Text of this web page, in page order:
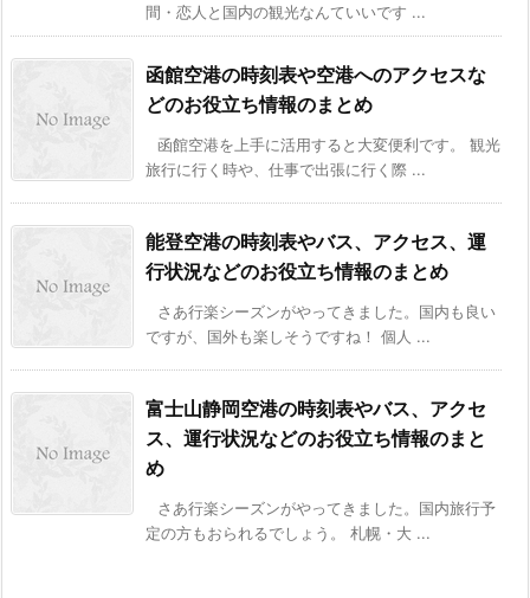
間・恋人と国内の観光なんていいです ...
函館空港の時刻表や空港へのアクセスな
どのお役立ち情報のまとめ
函館空港を上手に活用すると大変便利です。 観光
旅行に行く時や、仕事で出張に行く際 ...
能登空港の時刻表やバス、アクセス、運
行状況などのお役立ち情報のまとめ
さあ行楽シーズンがやってきました。国内も良い
ですが、国外も楽しそうですね！ 個人 ...
富士山静岡空港の時刻表やバス、アクセ
ス、運行状況などのお役立ち情報のまと
め
さあ行楽シーズンがやってきました。国内旅行予
定の方もおられるでしょう。 札幌・大 ...